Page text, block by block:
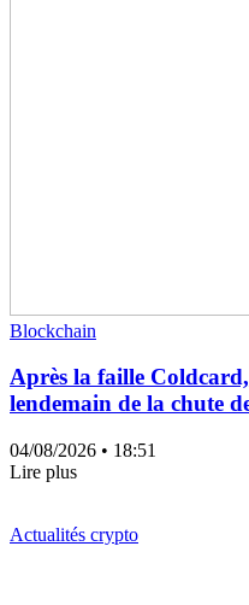
Blockchain
Après la faille
lendemain de la chute
04/08/2026 • 18:51
Lire plus
Actualités crypto